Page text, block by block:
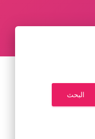
البحث